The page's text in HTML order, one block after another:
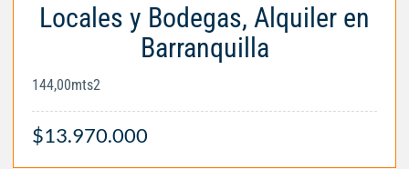
Locales y Bodegas, Alquiler en
Barranquilla
144,00mts2
$13.970.000